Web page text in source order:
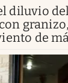
diluvio
de